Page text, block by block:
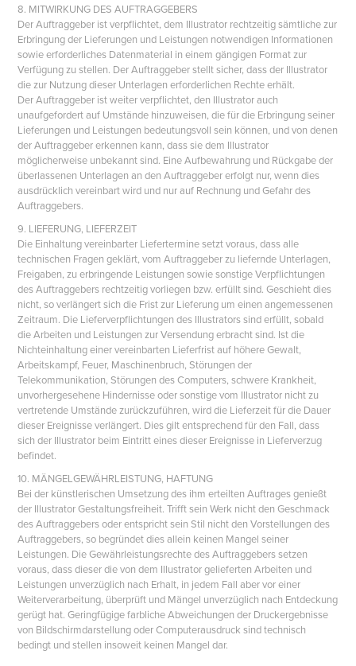
8. MITWIRKUNG DES AUFTRAGGEBERS
Der Auftraggeber ist verpflichtet, dem Illustrator rechtzeitig sämtliche zur
Erbringung der Lieferungen und Leistungen notwendigen Informationen
sowie erforderliches Datenmaterial in einem gängigen Format zur
Verfügung zu stellen. Der Auftraggeber stellt sicher, dass der Illustrator
die zur Nutzung dieser Unterlagen erforderlichen Rechte erhält.
Der Auftraggeber ist weiter verpflichtet, den Illustrator auch
unaufgefordert auf Umstände hinzuweisen, die für die Erbringung seiner
Lieferungen und Leistungen bedeutungsvoll sein können, und von denen
der Auftraggeber erkennen kann, dass sie dem Illustrator
möglicherweise unbekannt sind. Eine Aufbewahrung und Rückgabe der
überlassenen Unterlagen an den Auftraggeber erfolgt nur, wenn dies
ausdrücklich vereinbart wird und nur auf Rechnung und Gefahr des
Auftraggebers.
9. LIEFERUNG, LIEFERZEIT
Die Einhaltung vereinbarter Liefertermine setzt voraus, dass alle
technischen Fragen geklärt, vom Auftraggeber zu liefernde Unterlagen,
Freigaben, zu erbringende Leistungen sowie sonstige Verpflichtungen
des Auftraggebers rechtzeitig vorliegen bzw. erfüllt sind. Geschieht dies
nicht, so verlängert sich die Frist zur Lieferung um einen angemessenen
Zeitraum. Die Lieferverpflichtungen des Illustrators sind erfüllt, sobald
die Arbeiten und Leistungen zur Versendung erbracht sind. Ist die
Nichteinhaltung einer vereinbarten Lieferfrist auf höhere Gewalt,
Arbeitskampf, Feuer, Maschinenbruch, Störungen der
Telekommunikation, Störungen des Computers, schwere Krankheit,
unvorhergesehene Hindernisse oder sonstige vom Illustrator nicht zu
vertretende Umstände zurückzuführen, wird die Lieferzeit für die Dauer
dieser Ereignisse verlängert. Dies gilt entsprechend für den Fall, dass
sich der Illustrator beim Eintritt eines dieser Ereignisse in Lieferverzug
befindet.
10. MÄNGELGEWÄHRLEISTUNG, HAFTUNG
Bei der künstlerischen Umsetzung des ihm erteilten Auftrages genießt
der Illustrator Gestaltungsfreiheit. Trifft sein Werk nicht den Geschmack
des Auftraggebers oder entspricht sein Stil nicht den Vorstellungen des
Auftraggebers, so begründet dies allein keinen Mangel seiner
Leistungen. Die Gewährleistungsrechte des Auftraggebers setzen
voraus, dass dieser die von dem Illustrator gelieferten Arbeiten und
Leistungen unverzüglich nach Erhalt, in jedem Fall aber vor einer
Weiterverarbeitung, überprüft und Mängel unverzüglich nach Entdeckung
gerügt hat. Geringfügige farbliche Abweichungen der Druckergebnisse
von Bildschirmdarstellung oder Computerausdruck sind technisch
bedingt und stellen insoweit keinen Mangel dar.